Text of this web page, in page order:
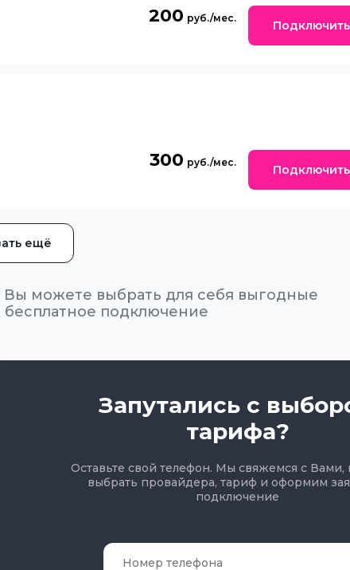
200
300
ещё
Вы можете выбрать для себя выгодные
бесплатное подключение
Запутались с
тарифа?
Оставьте свой телефон. Мы свяжемся с
выбрать провайдера, тариф и оформим
подключение